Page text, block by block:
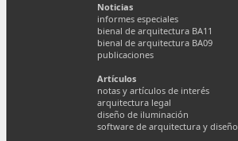
Noticias
informes especiales
bienal de arquitectura BA11
bienal de arquitectura BA09
publicaciones
Artículos
notas y artículos de interés
arquitectura legal
diseño de iluminación
software de arquitectura y diseño